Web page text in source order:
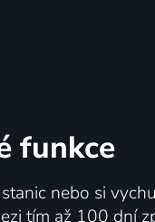
funkce
nebo si
tím až 100 dní